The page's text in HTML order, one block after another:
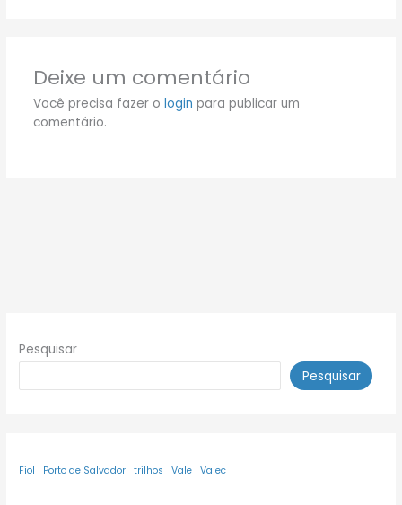
Deixe um comentário
Você precisa fazer o login para publicar um
comentário.
Pesquisar
Pesquisar
Fiol Porto de Salvador trilhos Vale Valec